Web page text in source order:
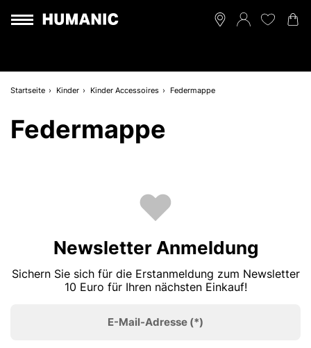
Startseite Kinder Kinder Accessoires Federmappe
Federmappe
Newsletter Anmeldung
Sichern Sie sich für die Erstanmeldung zum Newsletter
10 Euro für Ihren nächsten Einkauf!
E-Mail-Adresse (*)